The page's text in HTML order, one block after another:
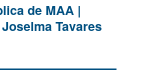
de MAA |
Tavares